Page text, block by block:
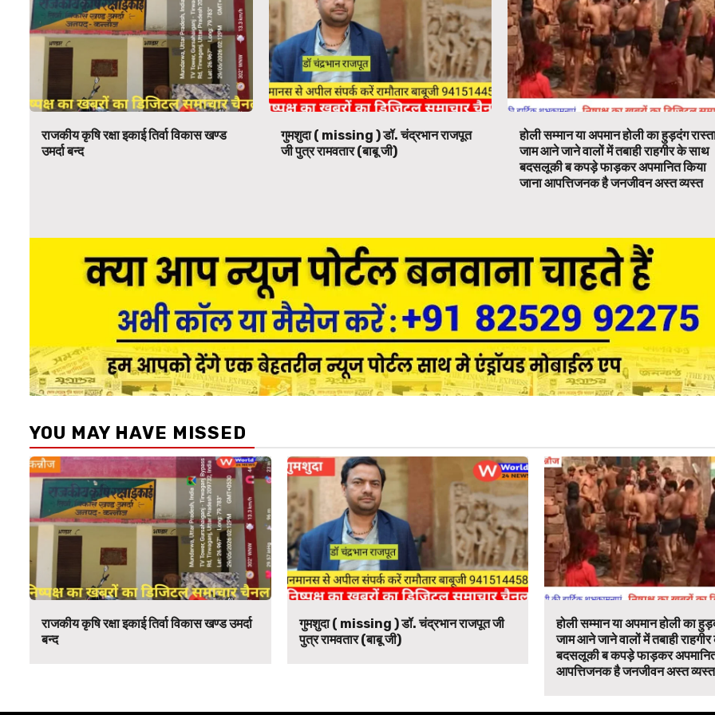
राजकीय कृषि रक्षा इकाई तिर्वा विकास खण्ड
उमर्दा बन्द
गुमशुदा ( missing ) डॉ. चंद्रभान राजपूत
जी पुत्र रामवतार (बाबू जी)
होली सम्मान या अपमान होली का हुड़दंग
जाम आने जाने वालों में तबाही राहगीर के साथ
बदसलूकी ब कपड़े फाड़कर अपमानित किया
जाना आपत्तिजनक है जनजीवन अस्त व्यस्त
YOU MAY HAVE MISSED
राजकीय कृषि रक्षा इकाई तिर्वा विकास खण्ड उमर्दा
बन्द
गुमशुदा ( missing ) डॉ. चंद्रभान राजपूत जी
पुत्र रामवतार (बाबू जी)
होली सम्मान या अपमान होली का
जाम आने जाने वालों में तबाही
बदसलूकी ब कपड़े फाड़कर अपमानित
आपत्तिजनक है जनजीवन अस्त व्यस्त